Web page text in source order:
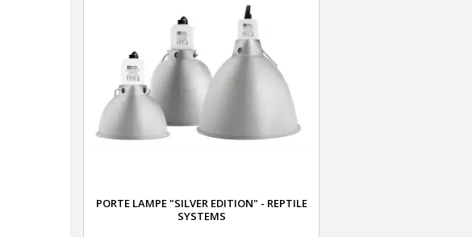
PORTE LAMPE "SILVER EDITION" - REPTILE
SYSTEMS